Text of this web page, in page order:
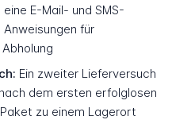
E-Mail- und SMS-
für
Ein zweiter Lieferversuch
dem ersten erfolglosen
zu einem Lagerort